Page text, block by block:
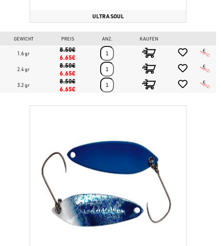
ULTRA SOUL
GEWICHT PREIS ANZ. KAUFEN
1.6 gr
8.50€
6.65€
2.4 gr
8.50€
6.65€
3.2 gr
8.50€
6.65€